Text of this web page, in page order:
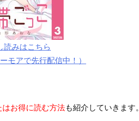
読みはこちら
モアで先行配信中！）
お得に読む方法も紹介していきます。